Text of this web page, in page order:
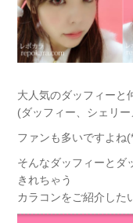
大人気のダッフィーと
(ダッフィー、シェリ
ファンも多いですよね
そんなダッフィーとダ
きれちゃう
カラコンをご紹介した